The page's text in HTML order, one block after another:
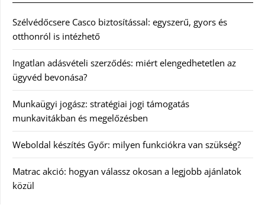
Szélvédőcsere Casco biztosítással: egyszerű, gyors és
otthonról is intézhető
Ingatlan adásvételi szerződés: miért elengedhetetlen az
ügyvéd bevonása?
Munkaügyi jogász: stratégiai jogi támogatás
munkavitákban és megelőzésben
Weboldal készítés Győr: milyen funkciókra van szükség?
Matrac akció: hogyan válassz okosan a legjobb ajánlatok
közül